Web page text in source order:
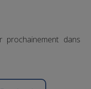
prochainement dans